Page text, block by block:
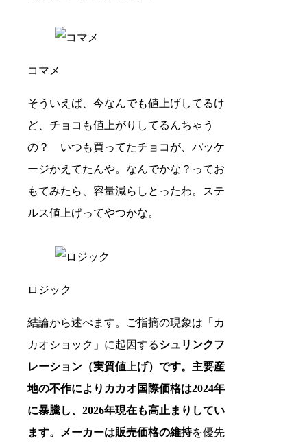
コマメ
そういえば、今なんでも値上げしてるけ
ど、チョコも値上がりしてるんちゃう
の？ いつも買ってたチョコが、パッケ
ージかえてたんや。なんでかな？ってお
もてみたら、容量減らしとったわ。ステ
ルス値上げってやつかな。
ロジック
結論から述べます。ご指摘の現象は「カ
カオショック」に起因するシュリンクフ
レーション（実質値上げ）です。主要産
地の不作によりカカオ国際価格は2024年
に暴騰し、2026年現在も高止まりしてい
ます。メーカーは販売価格の維持を優先